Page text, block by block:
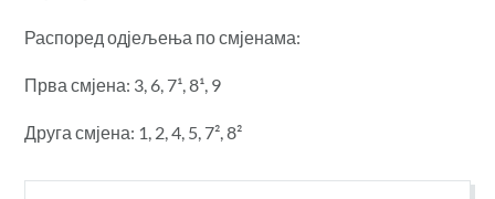
Распоред одјељења по смјенама:
Прва смјена: 3, 6, 7¹, 8¹, 9
Друга смјена: 1, 2, 4, 5, 7², 8²